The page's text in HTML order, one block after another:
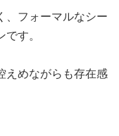
、フォーマルなシー
す。
えめながらも存在感